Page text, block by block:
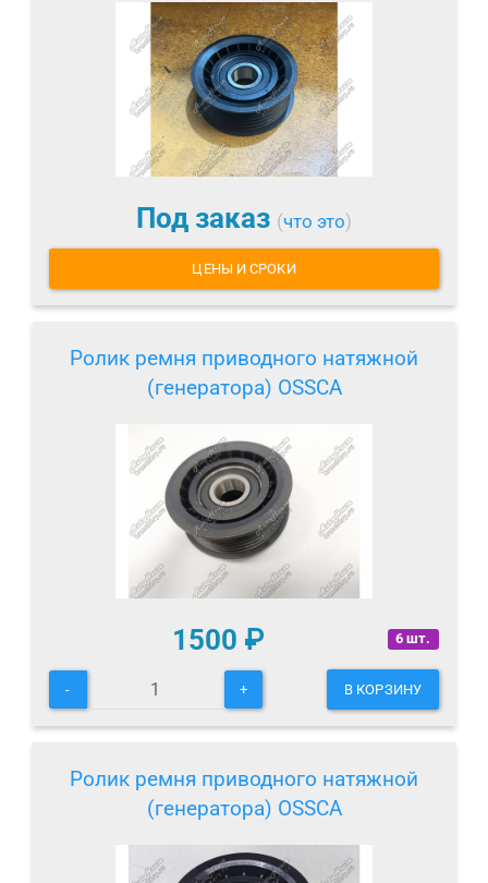
Под заказ (что это)
ЦЕНЫ И СРОКИ
Ролик ремня приводного натяжной
(генератора) OSSCA
6 шт.
1500 ₽
- + В КОРЗИНУ
Ролик ремня приводного натяжной
(генератора) OSSCA